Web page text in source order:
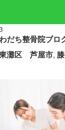
だち整骨院ブロ
灘区 芦屋市,